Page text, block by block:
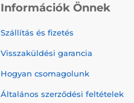
Információk Önnek
Szállítás és fizetés
Visszaküldési garancia
Hogyan csomagolunk
Általános szerződési feltételek